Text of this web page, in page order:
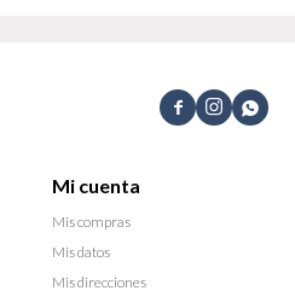
  
Mi cuenta
Mis compras
Mis datos
Mis direcciones